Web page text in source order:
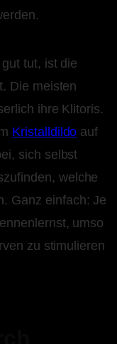
tut, ist die
Die meisten
ihre Klitoris.
Kristalldildo auf
sich selbst
welche
Ganz einfach: Je
umso
zu stimulieren